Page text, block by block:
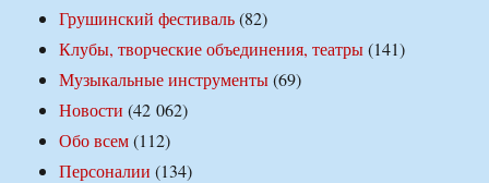
Грушинский фестиваль(82)
Клубы, творческие объединения, театры(141)
Музыкальные инструменты(69)
Новости (42 062)
Обо всем(112)
Персоналии (134)